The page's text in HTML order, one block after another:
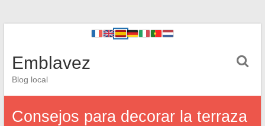
Emblavez
Blog local
Consejos para decorar la terraza